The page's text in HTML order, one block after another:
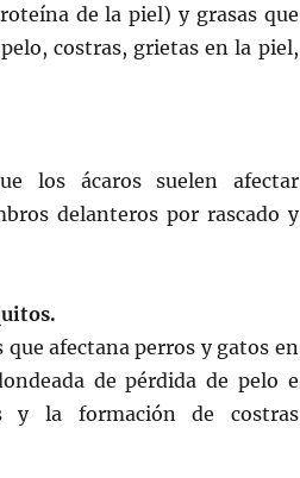
de la piel) y grasas que
costras, grietas en la piel,
los ácaros suelen afectar
delanteros por rascado y
afectana perros y gatos en
de pérdida de pelo e
y la formación de costras